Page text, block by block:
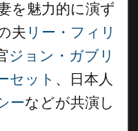
を魅力的に演ず
夫 リー・フィリ
ジョン・ガブリ
セット 、日本人
ーなどが共演し